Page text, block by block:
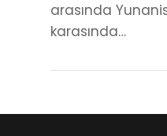
arasında
karasında…